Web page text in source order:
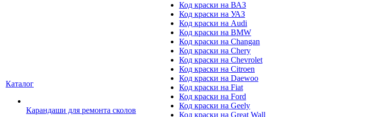
Каталог
Карандаши для ремонта сколов
Код краски на ВАЗ
Код краски на УАЗ
Код краски на Audi
Код краски на BMW
Код краски на Changan
Код краски на Chery
Код краски на Chevrolet
Код краски на Citroen
Код краски на Daewoo
Код краски на Fiat
Код краски на Ford
Код краски на Geely
Код краски на Great Wall